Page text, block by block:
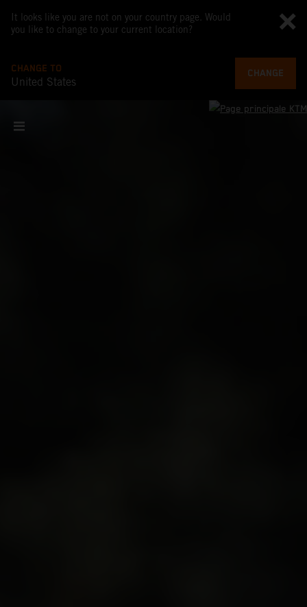
It looks like you are not on your country page. Would
you like to change to your current location?
CHANGE TO
United States
CHANGE